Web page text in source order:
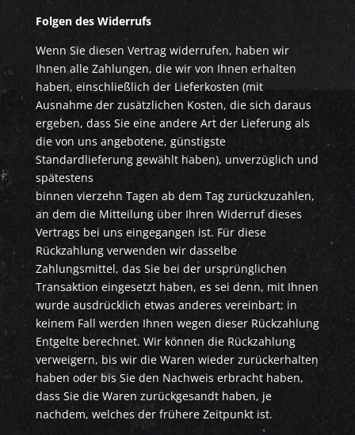
Folgen des Widerrufs
Wenn Sie diesen Vertrag widerrufen, haben wir
Ihnen alle Zahlungen, die wir von Ihnen erhalten
haben, einschließlich der Lieferkosten (mit
Ausnahme der zusätzlichen Kosten, die sich daraus
ergeben, dass Sie eine andere Art der Lieferung als
die von uns angebotene, günstigste
Standardlieferung gewählt haben), unverzüglich und
spätestens
binnen vierzehn Tagen ab dem Tag zurückzuzahlen,
an dem die Mitteilung über Ihren Widerruf dieses
Vertrags bei uns eingegangen ist. Für diese
Rückzahlung verwenden wir dasselbe
Zahlungsmittel, das Sie bei der ursprünglichen
Transaktion eingesetzt haben, es sei denn, mit Ihnen
wurde ausdrücklich etwas anderes vereinbart; in
keinem Fall werden Ihnen wegen dieser Rückzahlung
Entgelte berechnet. Wir können die Rückzahlung
verweigern, bis wir die Waren wieder zurückerhalten
haben oder bis Sie den Nachweis erbracht haben,
dass Sie die Waren zurückgesandt haben, je
nachdem, welches der frühere Zeitpunkt ist.